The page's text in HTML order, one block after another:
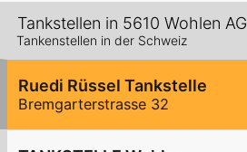
Tankstellen in 5610 Wohlen AG
Tankenstellen in der Schweiz
Ruedi Rüssel Tankstelle
Bremgarterstrasse 32